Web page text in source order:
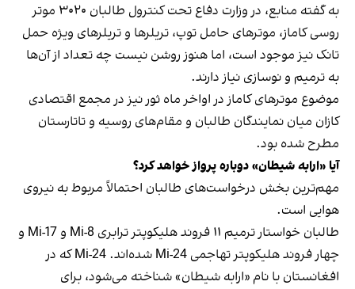
به گفته منابع، در وزارت دفاع تحت کنترول طالبان ۳۰۲۰ موتر
روسی کاماز، موترهای حامل توپ، تریلرها و تریلرهای ویژه حمل
تانک نیز موجود است، اما هنوز روشن نیست چه تعداد از آن‌ها
به ترمیم و نوسازی نیاز دارند.
موضوع موترهای کاماز در اواخر ماه ثور نیز در مجمع اقتصادی
کازان میان نمایندگان طالبان و مقام‌های روسیه و تاتارستان
مطرح شده بود.
آیا «ارابه شیطان» دوباره پرواز خواهد کرد؟
مهم‌ترین بخش درخواست‌های طالبان احتمالاً مربوط به نیروی
هوایی است.
طالبان خواستار ترمیم ۱۱ فروند هلیکوپتر ترابری Mi-8 و Mi-17 و
چهار فروند هلیکوپتر تهاجمی Mi-24 شده‌اند. Mi-24 که در
افغانستان با نام «ارابه شیطان» شناخته می‌شود، برای